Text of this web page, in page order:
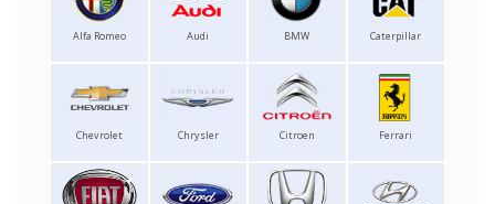
Alfa Romeo Audi BMW Caterpillar
Chevrolet Chrysler Citroen Ferrari